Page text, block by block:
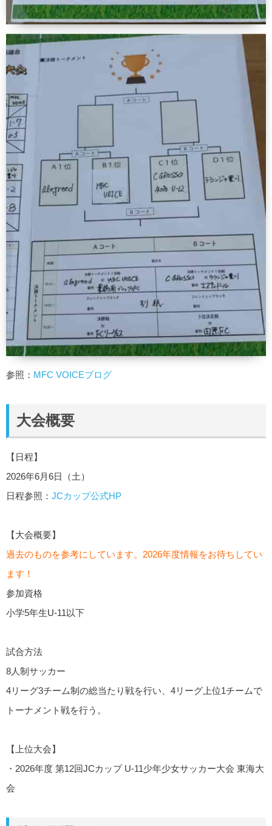
参照： MFC VOICEブログ
大会概要
【日程】
2026年6月6日（土）
日程参照： JCカップ公式HP
【大会概要】
過去のものを参考にしています。2026年度情報をお待ちしてい
ます！
参加資格
小学5年生U-11以下
試合方法
8人制サッカー
4リーグ3チーム制の総当たり戦を行い、4リーグ上位1チームで
トーナメント戦を行う。
【上位大会】
・2026年度 第12回JCカップ U-11少年少女サッカー大会 東海大
会